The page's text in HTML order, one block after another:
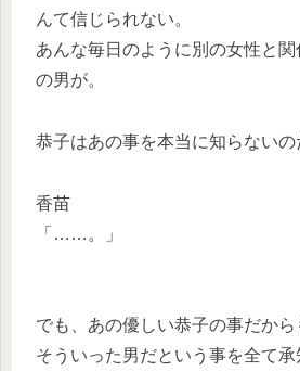
んて信じられない。
あんな毎日のように別の女性と関
の男が。
恭子はあの事を本当に知らないの
香苗
「……。」
でも、あの優しい恭子の事だか
そういった男だという事を全て